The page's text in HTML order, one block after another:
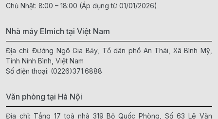
Chủ Nhật: 8:00 – 18:00 (Áp dụng từ 01/01/2026)
Nhà máy Elmich tại Việt Nam
Địa chỉ: Đường Ngô Gia Bảy, Tổ dân phố An Thái, Xã Bình Mỹ,
Tỉnh Ninh Bình, Việt Nam
Số điện thoại: (0226)371.6888
Văn phòng tại Hà Nội
Địa chỉ: Tầng 17 toà nhà 319 Bộ Quốc Phòng, Số 63 Lê Văn